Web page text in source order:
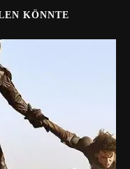
KÖNNTE